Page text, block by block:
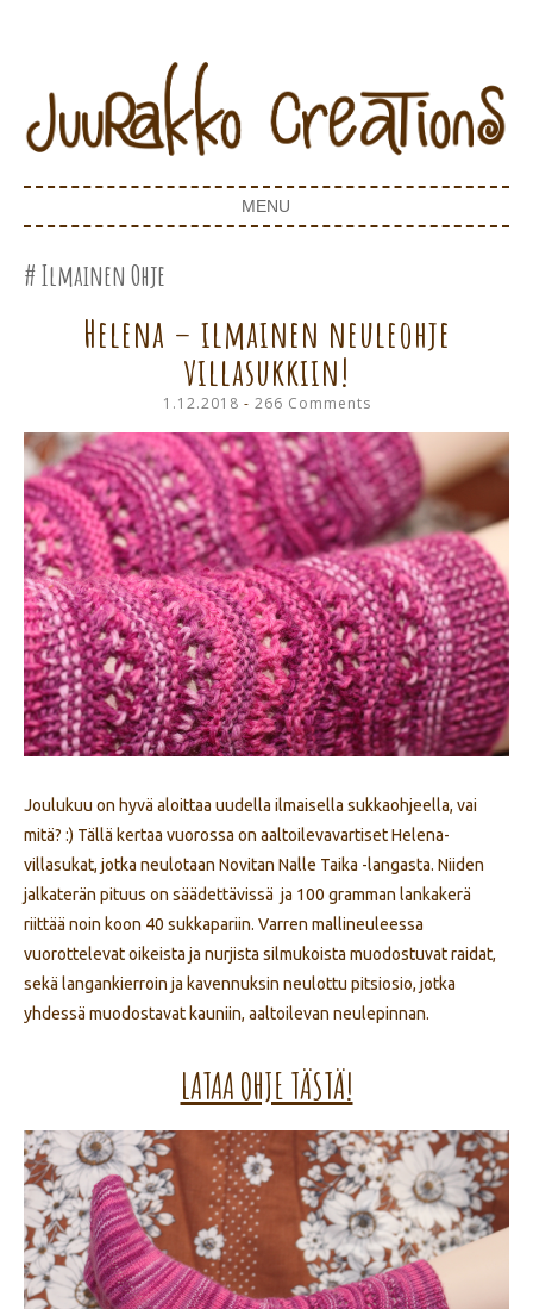
JUURAKKO CREATIONS
MENU
SKIP TO CONTENT
Ilmainen Ohje
Helena – ilmainen neuleohje
villasukkiin!
1.12.2018 266 Comments
Joulukuu on hyvä aloittaa uudella ilmaisella sukkaohjeella, vai
mitä? :) Tällä kertaa vuorossa on aaltoilevavartiset Helena-
villasukat, jotka neulotaan Novitan Nalle Taika -langasta. Niiden
jalkaterän pituus on säädettävissä ja 100 gramman lankakerä
riittää noin koon 40 sukkapariin. Varren mallineuleessa
vuorottelevat oikeista ja nurjista silmukoista muodostuvat raidat,
sekä langankierroin ja kavennuksin neulottu pitsiosio, jotka
yhdessä muodostavat kauniin, aaltoilevan neulepinnan.
LATAA OHJE TÄSTÄ!